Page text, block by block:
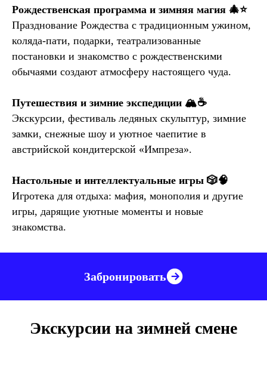
Рождественская программа и зимняя магия 🎄⭐
Празднование Рождества с традиционным ужином,
коляда-пати, подарки, театрализованные
постановки и знакомство с рождественскими
обычаями создают атмосферу настоящего чуда.
Путешествия и зимние экспедиции 🏔️☕
Экскурсии, фестиваль ледяных скульптур, зимние
замки, снежные шоу и уютное чаепитие в
австрийской кондитерской «Импреза».
Настольные и интеллектуальные игры 🎲🧠
Игротека для отдыха: мафия, монополия и другие
игры, дарящие уютные моменты и новые
знакомства.
Забронировать
Экскурсии на зимней смене